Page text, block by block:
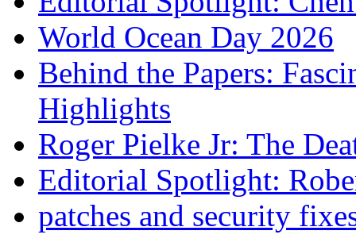
World Ocean Day 2026
Behind the Papers:
Highlights
Roger Pielke Jr: The
Editorial Spotlight:
patches and security